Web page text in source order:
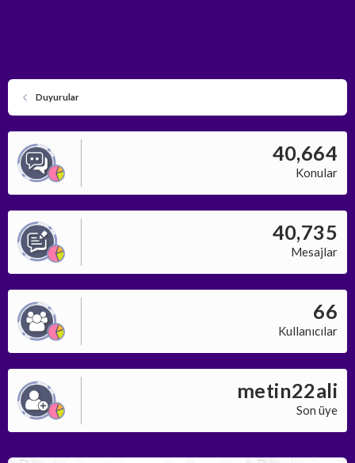
Duyurular
40,664
Konular
40,735
Mesajlar
66
Kullanıcılar
metin22ali
Son üye